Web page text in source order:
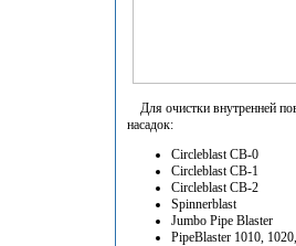
Для очистки внутренней
насадок:
Circleblast СB-0
Circleblast СB-1
Circleblast СB-2
Spinnerblast
Jumbo Pipe Blaster
PipeBlaster 1010,